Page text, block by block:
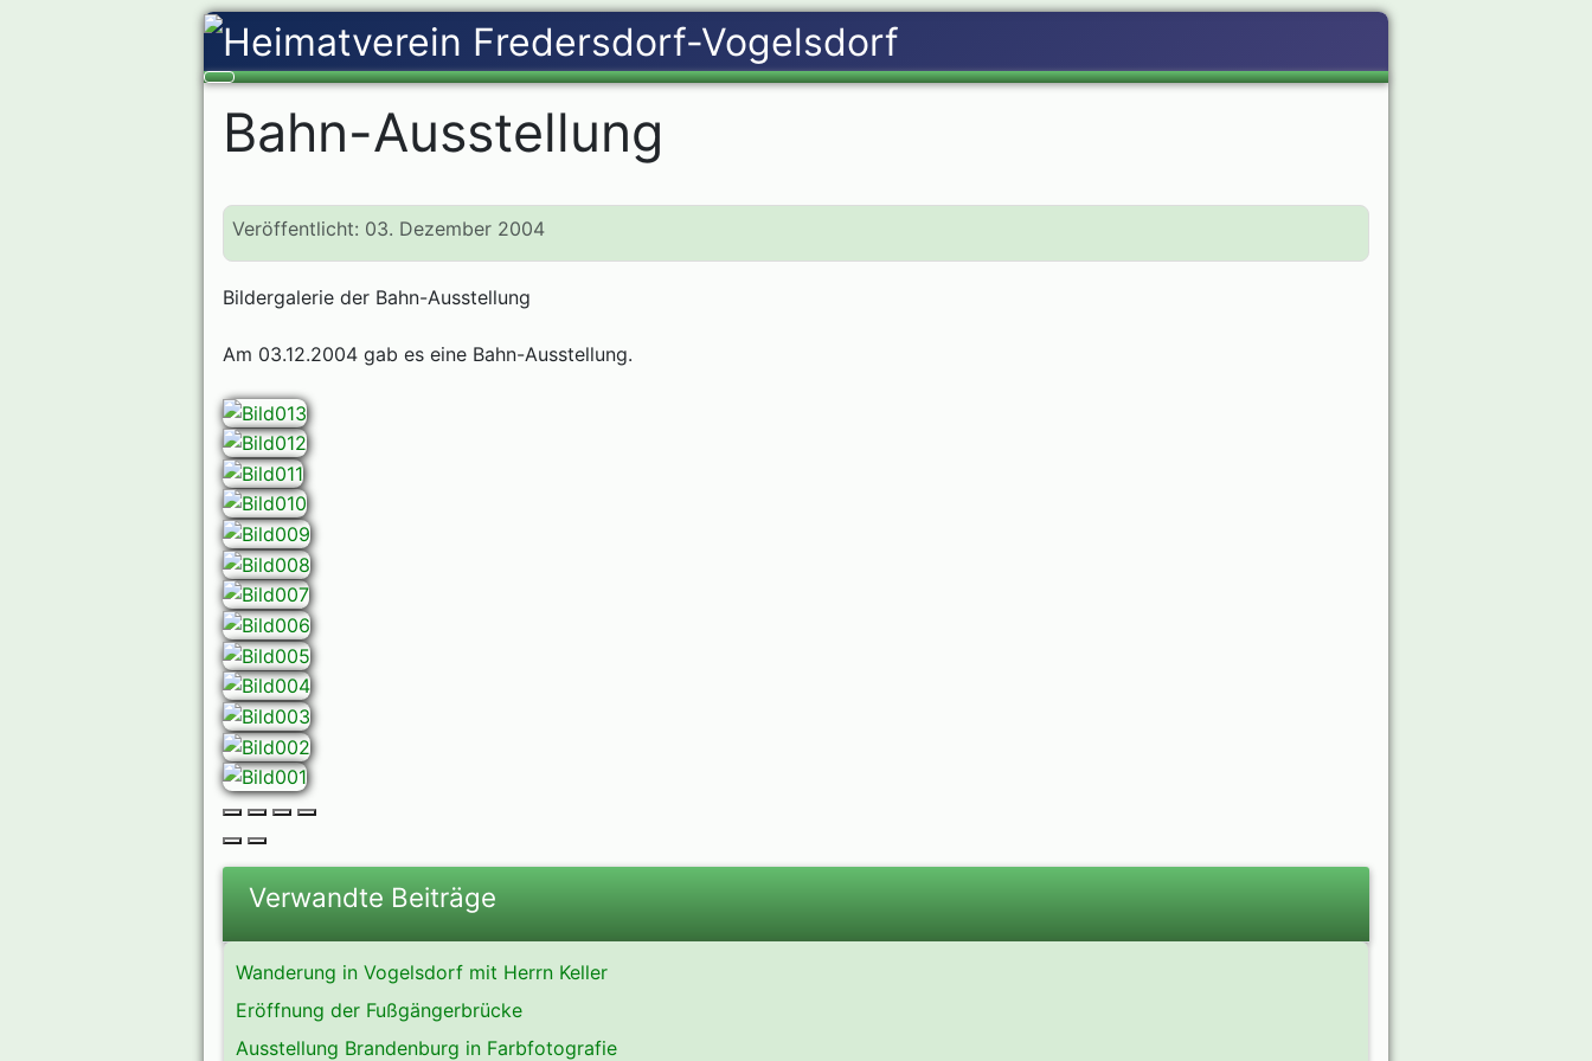
Bahn-Ausstellung
Veröffentlicht: 03. Dezember 2004
Bildergalerie der Bahn-Ausstellung
Am 03.12.2004 gab es eine Bahn-Ausstellung.
Verwandte Beiträge
Wanderung in Vogelsdorf mit Herrn Keller
Eröffnung der Fußgängerbrücke
Ausstellung Brandenburg in Farbfotografie